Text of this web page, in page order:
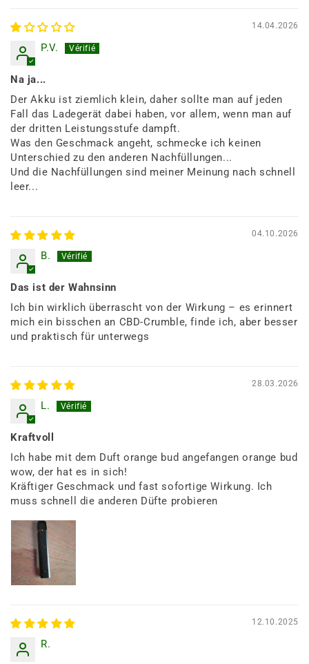
14.04.2026
P.V.
Na ja...
Der Akku ist ziemlich klein, daher sollte man auf jeden
Fall das Ladegerät dabei haben, vor allem, wenn man auf
der dritten Leistungsstufe dampft.
Was den Geschmack angeht, schmecke ich keinen
Unterschied zu den anderen Nachfüllungen...
Und die Nachfüllungen sind meiner Meinung nach schnell
leer...
04.10.2026
B.
Das ist der Wahnsinn
Ich bin wirklich überrascht von der Wirkung – es erinnert
mich ein bisschen an CBD-Crumble, finde ich, aber besser
und praktisch für unterwegs
28.03.2026
L.
Kraftvoll
Ich habe mit dem Duft orange bud angefangen orange bud
wow, der hat es in sich!
Kräftiger Geschmack und fast sofortige Wirkung. Ich
muss schnell die anderen Düfte probieren
12.10.2025
R.